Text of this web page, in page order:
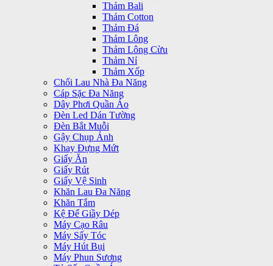
Thảm Bali
Thảm Cotton
Thảm Đá
Thảm Lông
Thảm Lông Cừu
Thảm Nỉ
Thảm Xốp
Chổi Lau Nhà Đa Năng
Cáp Sặc Đa Năng
Dây Phơi Quần Áo
Đèn Led Dán Tường
Đèn Bắt Muỗi
Gậy Chụp Ảnh
Khay Đựng Mứt
Giấy Ăn
Giấy Rút
Giấy Vệ Sinh
Khăn Lau Đa Năng
Khăn Tắm
Kệ Để Giầy Dép
Máy Cạo Râu
Máy Sấy Tóc
Máy Hút Bụi
Máy Phun Sương